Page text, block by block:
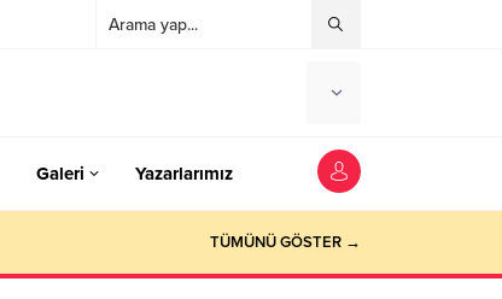
Galeri Yazarlarımız
TÜMÜNÜ GÖSTER →